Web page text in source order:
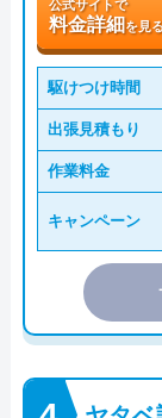
公式サイトで
料金詳細を見
駆けつけ時間
出張見積もり
作業料金
キャンペーン